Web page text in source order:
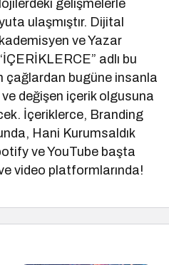
gelişmelerle
ulaşmıştır. Dijital
ve Yazar
adlı bu
çağlardan bugüne insanla
değişen içerik olgusuna
İçeriklerce, Branding
Hani Kurumsaldık
ve YouTube başta
video platformlarında!